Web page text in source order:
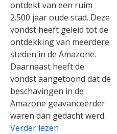
ontdekt van een ruim
2.500 jaar oude stad. Deze
vondst heeft geleid tot de
ontdekking van meerdere
steden in de Amazone.
Daarnaast heeft de
vondst aangetoond dat de
beschavingen in de
Amazone geavanceerder
waren dan gedacht werd.
Verder lezen